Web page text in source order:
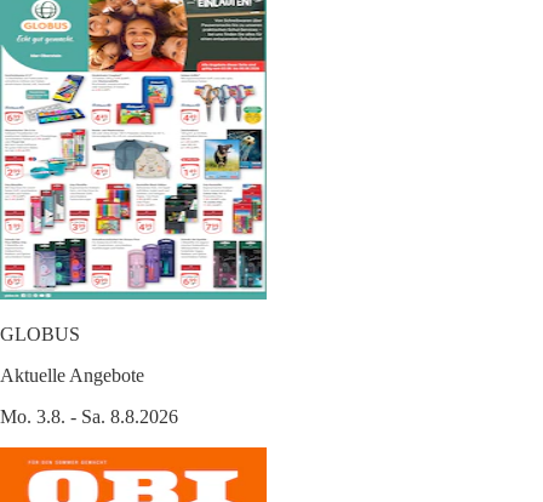
GLOBUS
Aktuelle Angebote
Mo. 3.8. - Sa. 8.8.2026